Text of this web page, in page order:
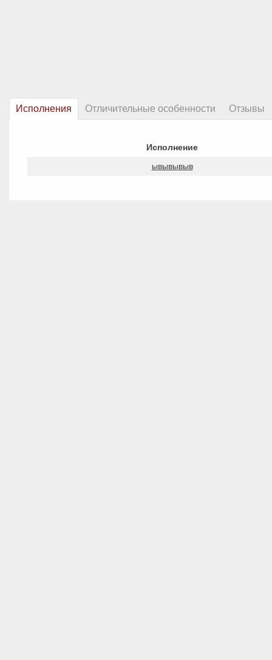
Исполнения Отличительные особенности Отзывы
Исполнение
ывывывыв